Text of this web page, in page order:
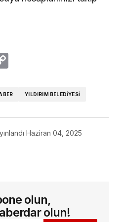
YILDIRIM BELEDIYESI
Haziran 04, 2025
olun,
olun!